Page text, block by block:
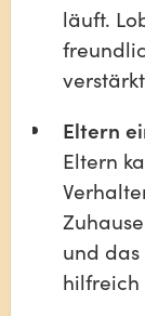
läuft.
Eltern
Eltern
und das
hilfreich